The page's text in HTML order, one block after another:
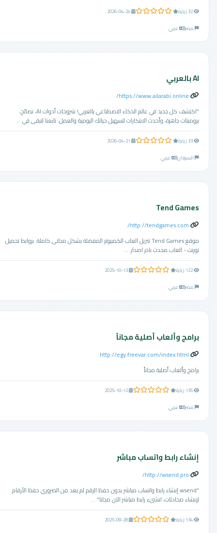
0.0 من 5 نجوم
2026-04-24
مصر
عربي
https://www.ailarabi.online/
"اكتشف كل جديد في عالم الذكاء الاصطناعي بالعربي! شروحات أدوات AI، نصائح،
برومبتات جاهزة، وأحدث الابتكارات لتسهيل حياتك اليومية والعمل. تابعنا لتبقى في ...
0.0 من 5 نجوم
2026-04-21
السودان
عربي
Tend Games
http://tendgames.com/
موقع Tend Games تنزيل العاب الكمبيوتر المفضلة بشكل مجانى كاملة. بروابط تحميل
تورنت - العاب محدث باخر اصدار. ...
0.0 من 5 نجوم
2025-10-13
مصر
عربي
برامج وألعاب أصلية مجاناً
http://egy.freevar.com/index.html
برامج وألعاب أصلية مجاناً
0.0 من 5 نجوم
2025-10-12
مصر
عربي
إنشاء رابط واتساب مباشر
http://wsend.pro/
"wsend إنشاء رابط واتساب مباشر بدون حفظ الرقم لم يعد من الضروري حفظ الأرقام
لإنشاء محادثات، انشىء رابط مباشر الآن مجانا" ...
0.0 من 5 نجوم
2025-09-28